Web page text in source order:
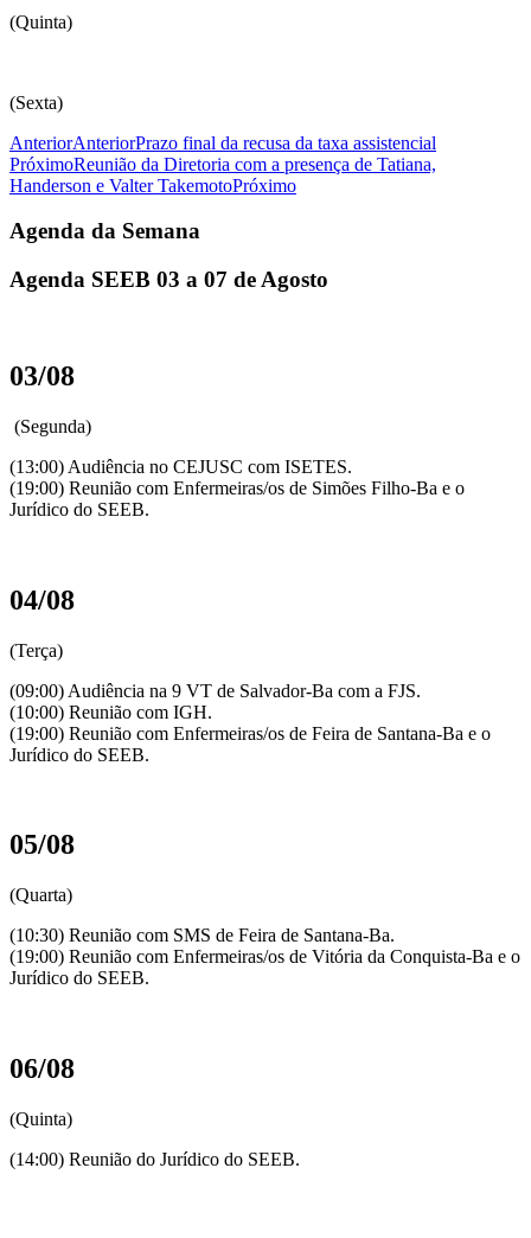
(Quinta)
(Sexta)
AnteriorAnteriorPrazo final da recusa da taxa assistencial
PróximoReunião da Diretoria com a presença de Tatiana,
Handerson e Valter TakemotoPróximo
Agenda da Semana
Agenda SEEB 03 a 07 de Agosto
03/08
(Segunda)
(13:00) Audiência no CEJUSC com ISETES.
(19:00) Reunião com Enfermeiras/os de Simões Filho-Ba e o
Jurídico do SEEB.
04/08
(Terça)
(09:00) Audiência na 9 VT de Salvador-Ba com a FJS.
(10:00) Reunião com IGH.
(19:00) Reunião com Enfermeiras/os de Feira de Santana-Ba e o
Jurídico do SEEB.
05/08
(Quarta)
(10:30) Reunião com SMS de Feira de Santana-Ba.
(19:00) Reunião com Enfermeiras/os de Vitória da Conquista-Ba e o
Jurídico do SEEB.
06/08
(Quinta)
(14:00) Reunião do Jurídico do SEEB.